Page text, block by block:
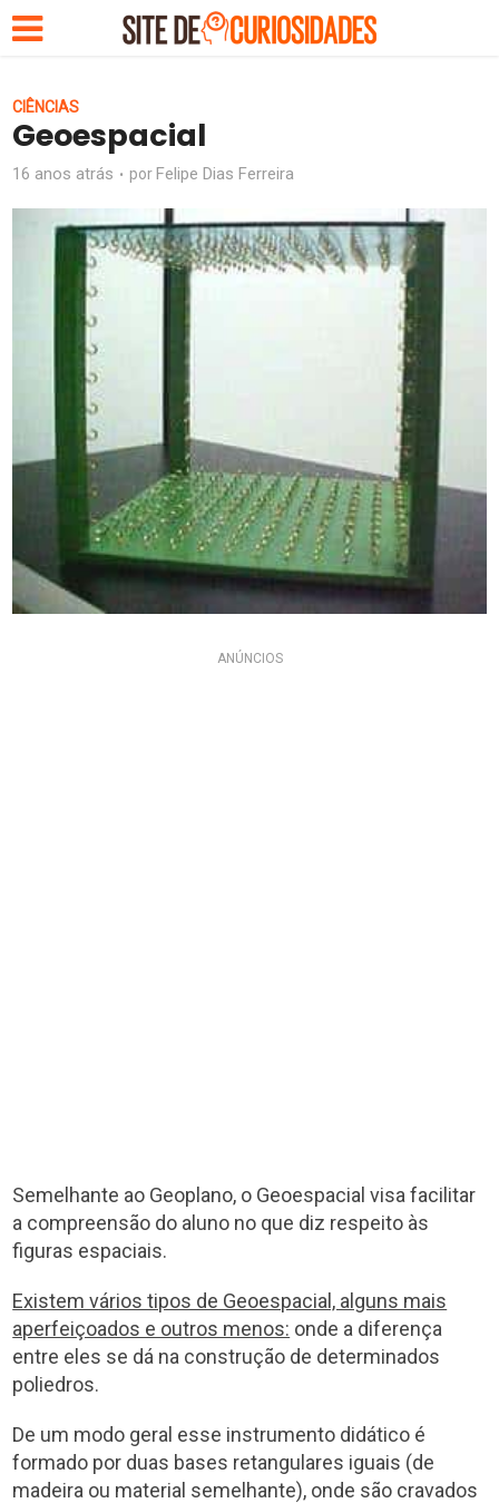
CIÊNCIAS
Geoespacial
16 anos atrás por Felipe Dias Ferreira
ANÚNCIOS
Semelhante ao Geoplano, o Geoespacial visa facilitar
a compreensão do aluno no que diz respeito às
figuras espaciais.
Existem vários tipos de Geoespacial, alguns mais
aperfeiçoados e outros menos: onde a diferença
entre eles se dá na construção de determinados
poliedros.
De um modo geral esse instrumento didático é
formado por duas bases retangulares iguais (de
madeira ou material semelhante), onde são cravados